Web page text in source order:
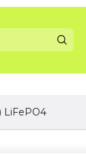
LiFePO4